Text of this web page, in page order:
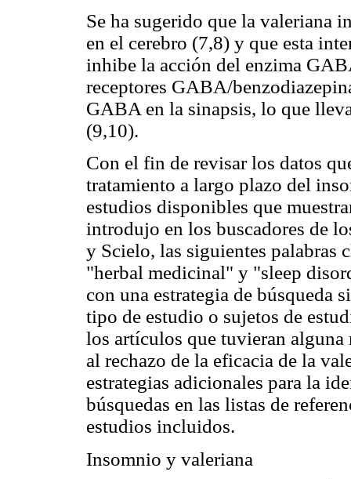
Se ha sugerido que la valeriana
en el cerebro (7,8) y que esta
inhibe la acción del enzima
receptores GABA/
GABA en la sinapsis, lo que
(9,10).
Con el fin de revisar los datos
tratamiento a largo plazo del
estudios disponibles que
introdujo en los buscadores de
y Scielo, las siguientes
"herbal medicinal" y "sleep
con una estrategia de búsqueda
tipo de estudio o sujetos de
los artículos que tuvieran
al rechazo de la eficacia de la
estrategias adicionales para la
búsquedas en las listas de
estudios incluidos.
Insomnio y valeriana